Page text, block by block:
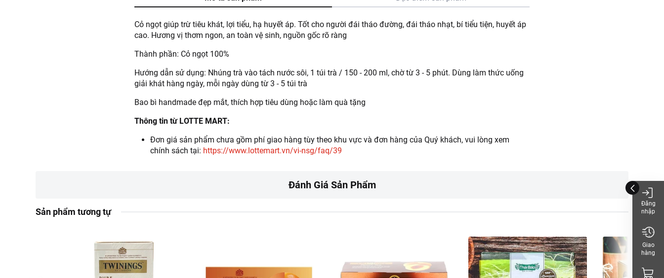
Cỏ ngọt giúp trừ tiêu khát, lợi tiểu, hạ huyết áp. Tốt cho người đái tháo đường, đái tháo nhạt, bí tiểu tiện, huyết áp
cao. Hương vị thơm ngon, an toàn vệ sinh, nguồn gốc rõ ràng
Thành phần: Cỏ ngọt 100%
Hướng dẫn sử dụng: Nhúng trà vào tách nước sôi, 1 túi trà / 150 - 200 ml, chờ từ 3 - 5 phút. Dùng làm thức uống
giải khát hàng ngày, mỗi ngày dùng từ 3 - 5 túi trà
Bao bì handmade đẹp mắt, thích hợp tiêu dùng hoặc làm quà tặng
Thông tin từ LOTTE MART:
Đơn giá sản phẩm chưa gồm phí giao hàng tùy theo khu vực và đơn hàng của Quý khách, vui lòng xem
chính sách tại: https://www.lottemart.vn/vi-nsg/faq/39
Đánh Giá Sản Phẩm
Sản phẩm tương tự
Đăng
nhập
Giao
hàng